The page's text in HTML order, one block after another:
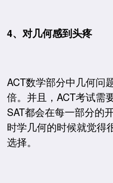
4、对几何感到头疼
ACT数学部分中几何问
倍。并且，ACT考试需
SAT都会在每一部分的
时学几何的时候就觉得
选择。